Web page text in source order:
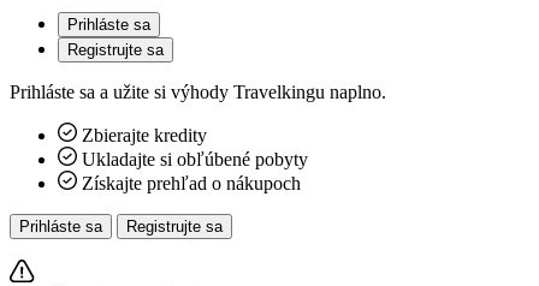
Prihláste sa
Registrujte sa
Prihláste sa a užite si výhody Travelkingu naplno.
Zbierajte kredity
Ukladajte si obľúbené pobyty
Získajte prehľad o nákupoch
Prihláste sa Registrujte sa